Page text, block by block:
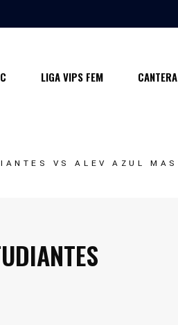
LIGA VIPS FEM CANTERA
VS ALEV AZUL MAS